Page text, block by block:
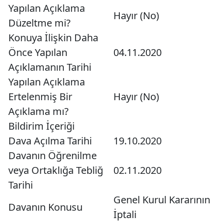
Yapılan Açıklama
Düzeltme mi?
Hayır (No)
Konuya İlişkin Daha
Önce Yapılan
Açıklamanın Tarihi
04.11.2020
Yapılan Açıklama
Ertelenmiş Bir
Açıklama mı?
Hayır (No)
Bildirim İçeriği
Dava Açılma Tarihi
19.10.2020
Davanın Öğrenilme
veya Ortaklığa Tebliğ
Tarihi
02.11.2020
Davanın Konusu
Genel Kurul Kararının
İptali